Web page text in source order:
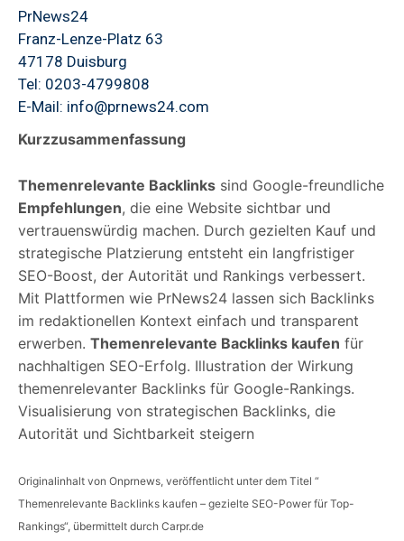
PrNews24
Franz-Lenze-Platz 63
47178 Duisburg
Tel: 0203-4799808
E-Mail: info@prnews24.com
Kurzzusammenfassung
Themenrelevante Backlinks sind Google-freundliche
Empfehlungen, die eine Website sichtbar und
vertrauenswürdig machen. Durch gezielten Kauf und
strategische Platzierung entsteht ein langfristiger
SEO-Boost, der Autorität und Rankings verbessert.
Mit Plattformen wie PrNews24 lassen sich Backlinks
im redaktionellen Kontext einfach und transparent
erwerben. Themenrelevante Backlinks kaufen für
nachhaltigen SEO-Erfolg. Illustration der Wirkung
themenrelevanter Backlinks für Google-Rankings.
Visualisierung von strategischen Backlinks, die
Autorität und Sichtbarkeit steigern
Originalinhalt von Onprnews, veröffentlicht unter dem Titel “
Themenrelevante Backlinks kaufen – gezielte SEO-Power für Top-
Rankings“, übermittelt durch Carpr.de